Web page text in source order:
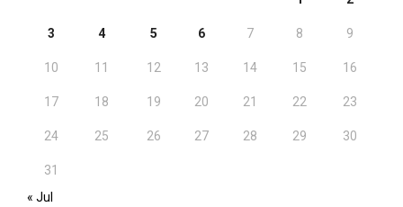
3 4 5 6 7 8 9
10 11 12 13 14 15 16
17 18 19 20 21 22 23
24 25 26 27 28 29 30
31
« Jul